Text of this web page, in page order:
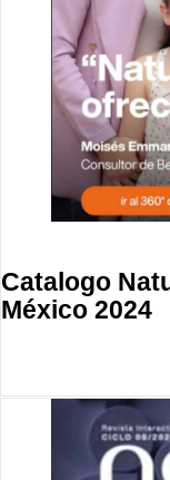
Catalogo
México 2024